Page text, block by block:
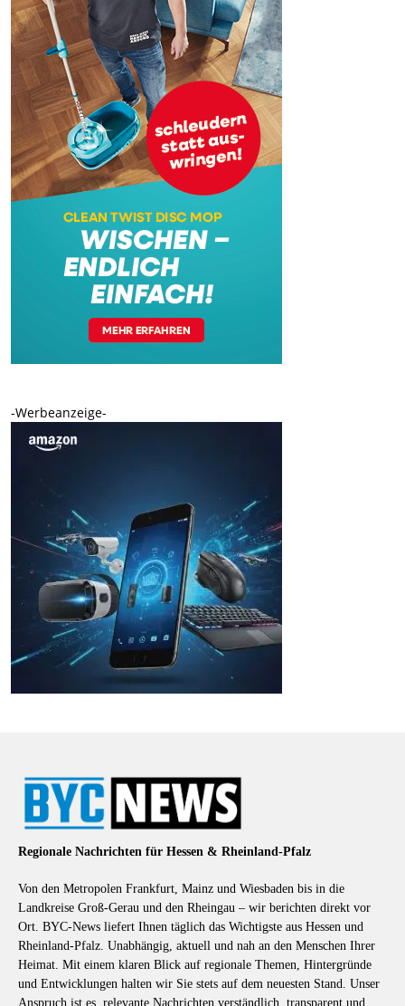
-Werbeanzeige-
Regionale Nachrichten für Hessen & Rheinland-Pfalz
Von den Metropolen Frankfurt, Mainz und Wiesbaden bis in die
Landkreise Groß-Gerau und den Rheingau – wir berichten direkt vor
Ort. BYC-News liefert Ihnen täglich das Wichtigste aus Hessen und
Rheinland-Pfalz. Unabhängig, aktuell und nah an den Menschen Ihrer
Heimat. Mit einem klaren Blick auf regionale Themen, Hintergründe
und Entwicklungen halten wir Sie stets auf dem neuesten Stand. Unser
Anspruch ist es, relevante Nachrichten verständlich, transparent und